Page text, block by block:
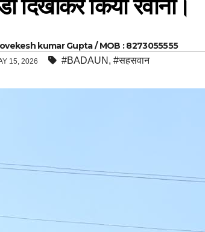
दिखाकर किया रवाना।
kumar Gupta / MOB : 8273055555
15, 2026 #BADAUN , #सहसवान